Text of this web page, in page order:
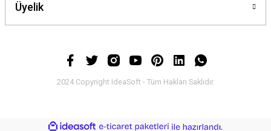
Üyelik
2024 Copyright IdeaSoft - Tüm Hakları Saklıdır.
ideasoft e-